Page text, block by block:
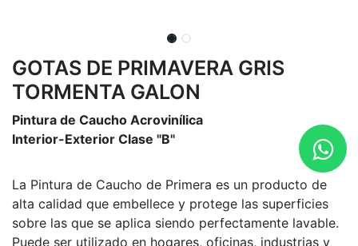
GOTAS DE PRIMAVERA GRIS
TORMENTA GALON
Pintura de Caucho Acrovinílica
Interior-Exterior Clase "B"
La Pintura de Caucho de Primera es un producto de
alta calidad que embellece y protege las superficies
sobre las que se aplica siendo perfectamente lavable.
Puede ser utilizado en hogares, oficinas, industrias y